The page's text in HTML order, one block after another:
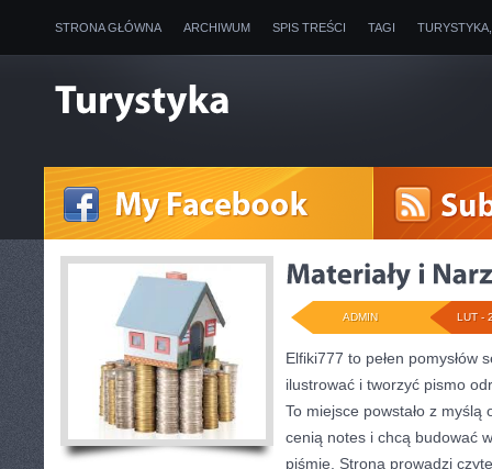
STRONA GŁÓWNA ARCHIWUM SPIS TREŚCI TAGI
LUT -
ADMIN
Elfiki777 to pełen pomysłów
ilustrować i tworzyć pismo
To miejsce powstało z
cenią notes i chcą budować
piśmie. Strona prowadzi